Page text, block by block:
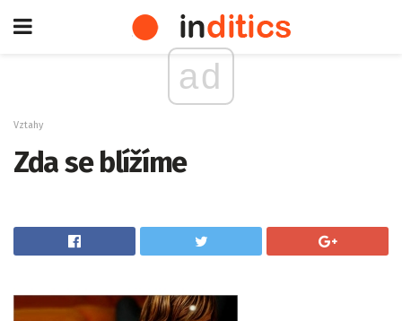
ad
Vztahy
Zda se blížíme